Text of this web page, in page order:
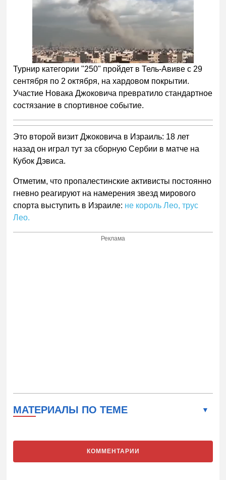
Турнир категории "250" пройдет в Тель-Авиве c 29
сентября по 2 октября, на хардовом покрытии.
Участие Новака Джоковича превратило стандартное
состязание в спортивное событие.
Это второй визит Джоковича в Израиль: 18 лет
назад он играл тут за сборную Сербии в матче на
Кубок Дэвиса.
Отметим, что пропалестинские активисты постоянно
гневно реагируют на намерения звезд мирового
спорта выступить в Израиле: не король Лео, трус
Лео.
Реклама
МАТЕРИАЛЫ ПО ТЕМЕ
КОММЕНТАРИИ